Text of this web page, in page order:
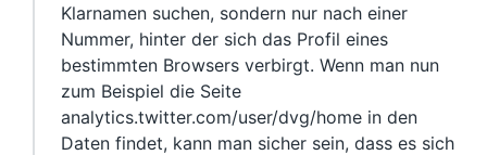
Klarnamen suchen, sondern nur nach einer
Nummer, hinter der sich das Profil eines
bestimmten Browsers verbirgt. Wenn man nun
zum Beispiel die Seite
analytics.twitter.com/user/dvg/home in den
Daten findet, kann man sicher sein, dass es sich